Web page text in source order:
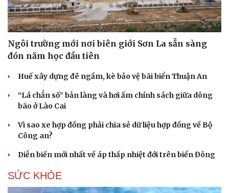
Ngôi trường mới nơi biên giới Sơn La sẵn sàng
đón năm học đầu tiên
Huế xây dựng đê ngầm, kè bảo vệ bãi biển Thuận An
“Lá chắn số” bản làng và hơi ấm chính sách giữa dông
bão ở Lào Cai
Vì sao xe hợp đồng phải chia sẻ dữ liệu hợp đồng về Bộ
Công an?
Diễn biến mới nhất về áp thấp nhiệt đới trên biển Đông
SỨC KHỎE